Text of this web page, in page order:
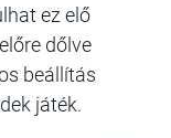
ez elő
dőlve
beállítás
játék.